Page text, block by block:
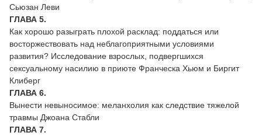
Сьюзан Леви
ГЛАВА 5.
Как хорошо разыграть плохой расклад: поддаться или
восторжествовать над неблагоприятными условиями
развития? Исследование взрослых, подвергшихся
сексуальному насилию в приюте Франческа Хьюм и Биргит
Клиберг
ГЛАВА 6.
Вынести невыносимое: меланхолия как следствие тяжелой
травмы Джоана Стабли
ГЛАВА 7.